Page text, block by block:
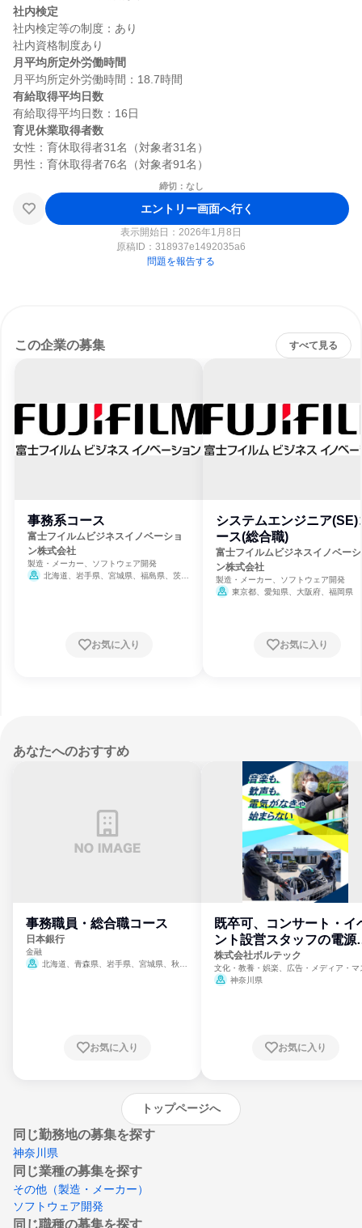
社内検定
社内検定等の制度：あり
月平均所定外労働時間
有給取得平均日数
育児休業取得者数
女性：育休取得者31名（対象者31名）
締切：なし
エントリー画面へ行く
表示開始日：2026年1月8日
原稿ID： 318937e1492035a6
問題を報告する
この企業の募集 すべて見る
事務系コース
富士フイルムビジネスイノベーショ
ン株式会社
製造・メーカー、ソフトウェア開発
北海道、岩手県、宮城県、福島県、茨城
お気に入り
システムエンジニア(SE)
ース(総合職)
富士フイルムビジネスイノベー
ン株式会社
製造・メーカー、ソフトウェア開発
東京都、愛知県、大阪府、福岡県
お気に入り
あなたへのおすすめ
事務職員・総合職コース
日本銀行
金融
北海道、青森県、岩手県、宮城県、秋田
崎県、熊本県、大分県、宮崎県、鹿児島県、
お気に入り
既卒可、コンサート・イ
ント設営スタッフの電源
門
株式会社ボルテック
文化・教養・娯楽、広告・メディア・マ
ミ、電力・ガス・水道・エネルギー
神奈川県
お気に入り
トップページへ
同じ勤務地の募集を探す
神奈川県
同じ業種の募集を探す
その他（製造・メーカー）
ソフトウェア開発
同じ職種の募集を探す